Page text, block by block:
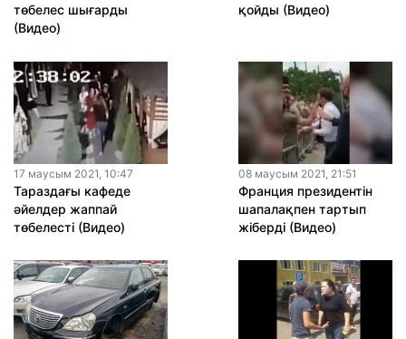
төбелес шығарды
(Видео)
қойды (Видео)
17 маусым 2021, 10:47
Тараздағы кафеде
әйелдер жаппай
төбелесті (Видео)
08 маусым 2021, 21:51
Франция президентін
шапалақпен тартып
жіберді (Видео)